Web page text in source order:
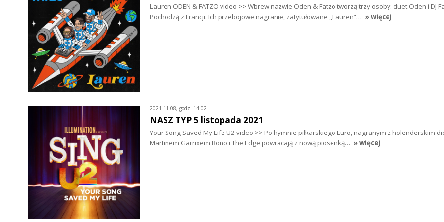
Lauren ODEN & FATZO video >> Wbrew nazwie Oden & Fatzo tworzą trzy osoby: duet Oden i DJ
Pochodzą z Francji. Ich przebojowe nagranie, zatytułowane ,,Lauren”… » więcej
2021-11-08, godz. 14:02
NASZ TYP 5 listopada 2021
Your Song Saved My Life U2 video >> Po hymnie piłkarskiego Euro, nagranym z holenderskim
Martinem Garrixem Bono i The Edge powracają z nową piosenką… » więcej